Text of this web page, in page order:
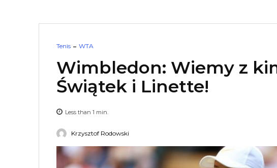
Tenis WTA
Wimbledon: Wiemy z
Świątek i Linette!
Less than 1 min.
Krzysztof Rodowski